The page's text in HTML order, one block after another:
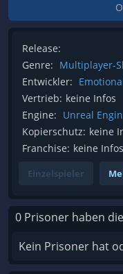
Release:
Genre: Multiplayer-
Entwickler:
Vertrieb: keine Infos
Engine: Unreal
Kopierschutz: keine
Franchise: keine Infos
Einzelspieler
0 Prisoner haben
Kein Prisoner hat